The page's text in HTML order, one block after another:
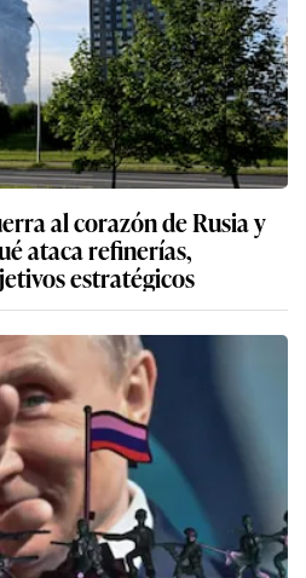
al corazón de Rusia y
ataca refinerías,
estratégicos